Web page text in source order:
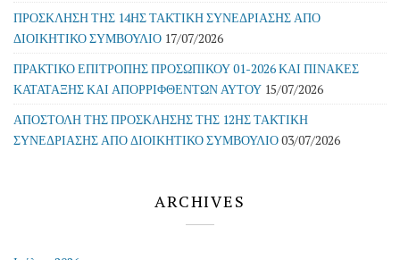
ΠΡΟΣΚΛΗΣΗ ΤΗΣ 14ΗΣ ΤΑΚΤΙΚΗ ΣΥΝΕΔΡΙΑΣΗΣ ΑΠΟ
ΔΙΟΙΚΗΤΙΚΟ ΣΥΜΒΟΥΛΙΟ 17/07/2026
ΠΡΑΚΤΙΚΟ ΕΠΙΤΡΟΠΗΣ ΠΡΟΣΩΠΙΚΟΥ 01-2026 ΚΑΙ ΠΙΝΑΚΕΣ
ΚΑΤΑΤΑΞΗΣ ΚΑΙ ΑΠΟΡΡΙΦΘΕΝΤΩΝ ΑΥΤΟΥ 15/07/2026
ΑΠΟΣΤΟΛΗ ΤΗΣ ΠΡΟΣΚΛΗΣΗΣ ΤΗΣ 12ΗΣ ΤΑΚΤΙΚΗ
ΣΥΝΕΔΡΙΑΣΗΣ ΑΠΟ ΔΙΟΙΚΗΤΙΚΟ ΣΥΜΒΟΥΛΙΟ03/07/2026
ARCHIVES